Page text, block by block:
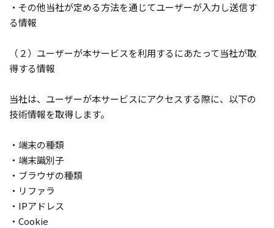
・その他当社が定める方法を通じてユーザーが入力し送信す
る情報
（２）ユーザーが本サービスを利用するにあたって当社が取
得する情報
当社は、ユーザーが本サービスにアクセスする際に、以下の
技術情報を取得します。
・端末の種類
・端末識別子
・ブラウザの種類
・リファラ
・IPアドレス
・Cookie